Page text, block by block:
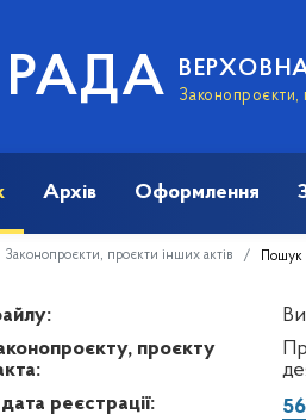
РАДА Законопроєкти,
Архів Оформлення
Законопроєкти, проєкти інших актів Пошук
проєкту
реєстрації: